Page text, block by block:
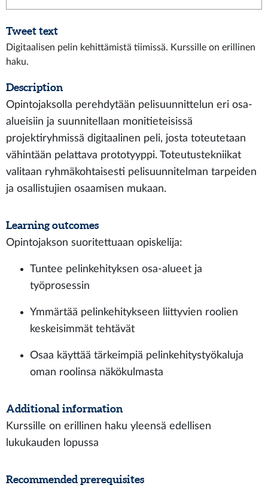
Tweet text
Digitaalisen pelin kehittämistä tiimissä. Kurssille on erillinen
haku.
Description
Opintojaksolla perehdytään pelisuunnittelun eri osa-
alueisiin ja suunnitellaan monitieteisissä
projektiryhmissä digitaalinen peli, josta toteutetaan
vähintään pelattava prototyyppi. Toteutustekniikat
valitaan ryhmäkohtaisesti pelisuunnitelman tarpeiden
ja osallistujien osaamisen mukaan.
Learning outcomes
Opintojakson suoritettuaan opiskelija:
Tuntee pelinkehityksen osa-alueet ja
työprosessin
Ymmärtää pelinkehitykseen liittyvien roolien
keskeisimmät tehtävät
Osaa käyttää tärkeimpiä pelinkehitystyökaluja
oman roolinsa näkökulmasta
Additional information
Kurssille on erillinen haku yleensä edellisen
lukukauden lopussa
Recommended prerequisites